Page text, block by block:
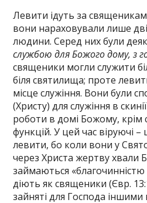
Левити ідуть за
вони нараховували лише
людини. Серед них були
службою для Божого дому, з
священики могли служити
біля святилища; проте
місце служіння. Вони були
(Христу) для служіння в
роботи в домі Божому,
функцій. У цей час віруючі –
левити, бо коли вони у
через Христа жертву хвали
займаються «благочинністю
діють як священики (Євр.
зайняті для Господа